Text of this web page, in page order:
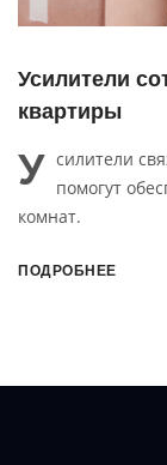
Усилители
квартиры
У силители
помогут
комнат.
ПОДРОБНЕЕ